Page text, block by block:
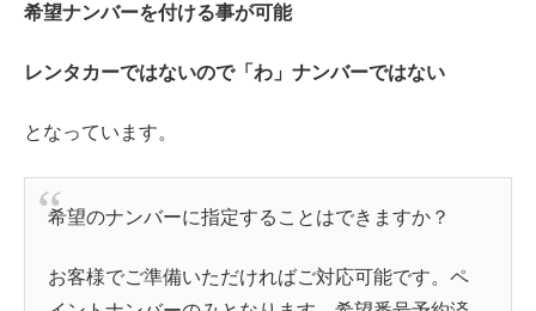
希望ナンバーを付ける事が可能
レンタカーではないので「わ」ナンバーではない
となっています。
希望のナンバーに指定することはできますか？
お客様でご準備いただければご対応可能です。ペ